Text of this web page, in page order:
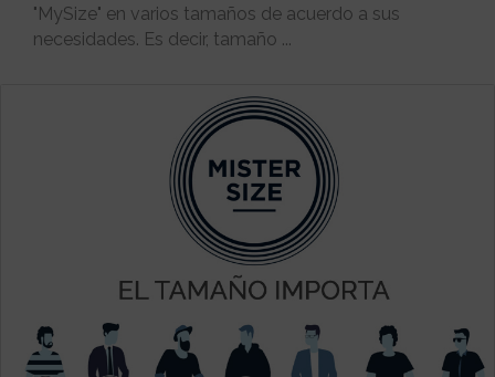
"MySize" en varios tamaños de acuerdo a sus
necesidades. Es decir, tamaño ...